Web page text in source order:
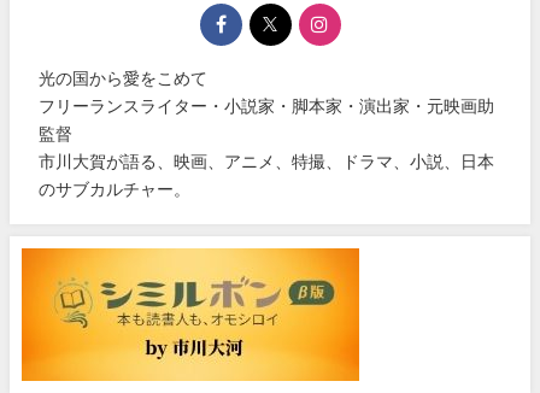
光の国から愛をこめて
フリーランスライター・小説家・脚本家・演出家・元映画助
監督
市川大賀が語る、映画、アニメ、特撮、ドラマ、小説、日本
のサブカルチャー。